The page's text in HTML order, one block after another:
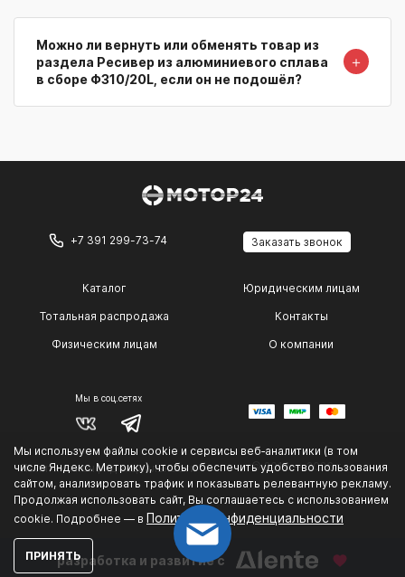
Можно ли вернуть или обменять товар из
раздела Ресивер из алюминиевого сплава
в сборе Φ310/20L, если он не подошёл?
＋
Мы используем файлы cookie и сервисы веб‑аналитики (в том
числе Яндекс. Метрику), чтобы обеспечить удобство пользования
сайтом, анализировать трафик и показывать релевантную рекламу.
Продолжая использовать сайт, Вы соглашаетесь с использованием
cookie. Подробнее — в Политике конфиденциальности
ПРИНЯТЬ
+7 391 299-73-74 Заказать звонок
Каталог
Тотальная распродажа
Физическим лицам
Юридическим лицам
Контакты
О компании
Мы в соц.сетях
Политика конфиденциальности © 2014 — 2026 г.
.
разработка и развитие с